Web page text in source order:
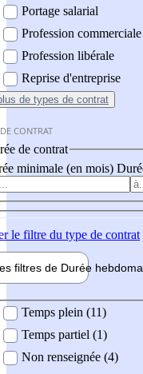
Portage salarial
Profession commerciale
Profession libérale
Reprise d'entreprise
de types de contrat
CONTRAT
de contrat
minimale (en mois)
le filtre du type de contrat
filtres de Durée hebdo
Temps plein (11)
Temps partiel (1)
Non renseignée (4)